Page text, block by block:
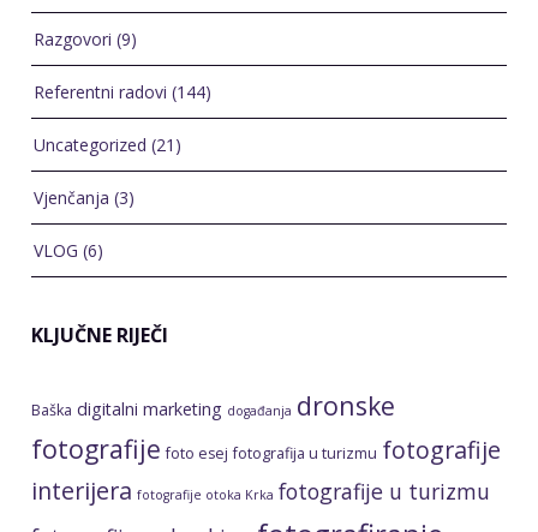
Razgovori (9)
Referentni radovi (144)
Uncategorized (21)
Vjenčanja (3)
VLOG (6)
KLJUČNE RIJEČI
Baška digitalni marketing događanja dronske
fotografije foto esej fotografija u turizmu fotografije
interijera fotografije otoka Krka fotografije u turizmu